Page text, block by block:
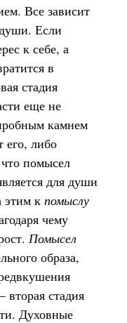
Все зависит
Если
к себе, а
в
стадия
еще не
камнем
его, либо
помысел
для души
этим к помыслу
чему
Помысел
образа,
вторая стадия
Духовные